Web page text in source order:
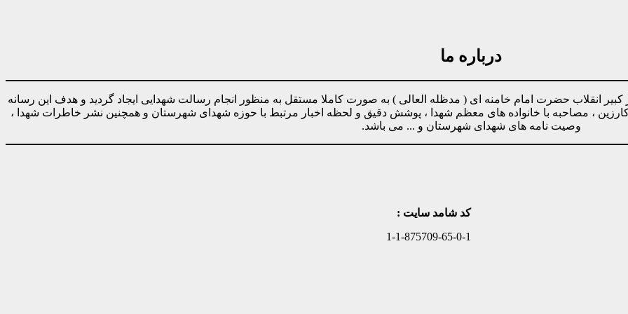
درباره ما
پیروی از دستورات رهبر کبیر انقلاب حضرت امام خامنه ای ( مدظله العالی ) به صورت کاملا مستقل به منظور انجام رسالت شهدایی ایجاد گردید و هدف این رسانه
، مصاحبه با خانواده های معظم شهدا ، پوشش دقیق و لحظه اخبار مرتبط با حوزه شهدای شهرستان و همچنین نشر خاطرات شهدا ،
وصیت نامه های شهدای شهرستان و ... می باشد.
کد شامد سایت :
1-1-875709-65-0-1